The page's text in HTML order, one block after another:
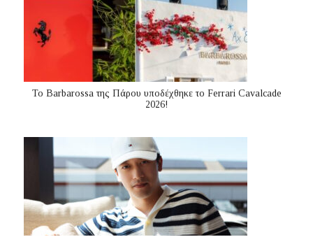
Το Barbarossa της Πάρου υποδέχθηκε το Ferrari Cavalcade
2026!